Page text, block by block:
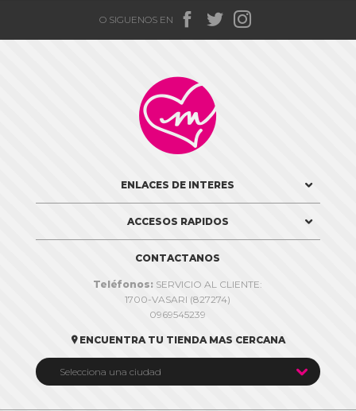
O SIGUENOS EN   

ENLACES DE INTERES
ACCESOS RAPIDOS
CONTACTANOS
Teléfonos: SERVICIO AL CLIENTE:
1700-VASARI (827274)
0969545239
 ENCUENTRA TU TIENDA MAS CERCANA
Selecciona una ciudad 